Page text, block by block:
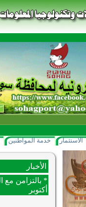
الاستثمار خدمة المواطنين
الأخبار
أكتوبر